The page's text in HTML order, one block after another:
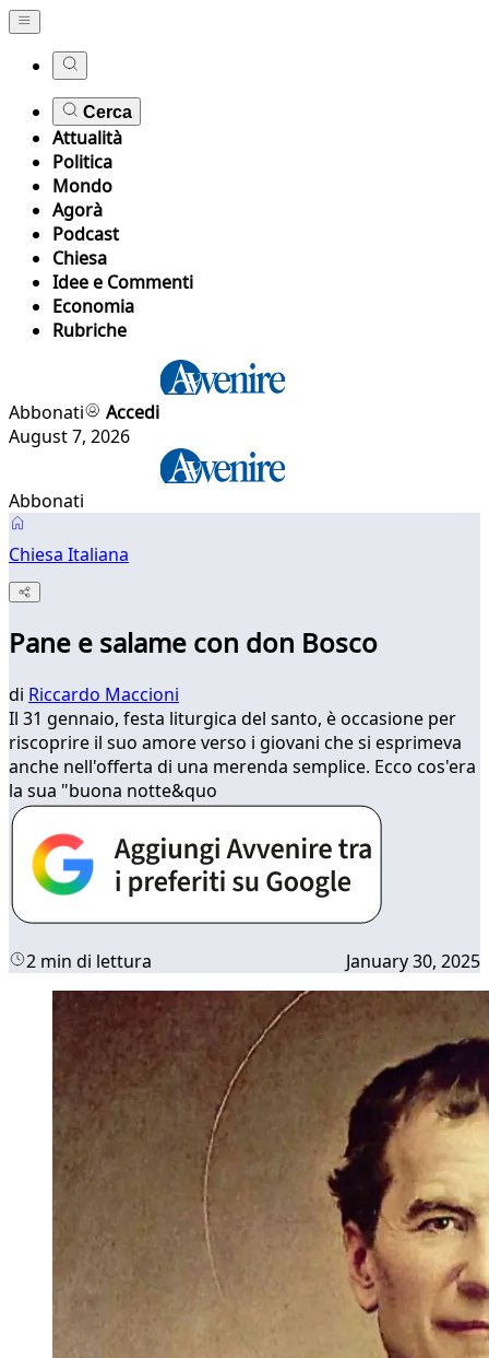
Cerca
Attualità
Politica
Mondo
Agorà
Podcast
Chiesa
Idee e Commenti
Economia
Rubriche
Abbonati
Accedi
August 7, 2026
Abbonati
Chiesa Italiana
Pane e salame con don Bosco
di Riccardo Maccioni
Il 31 gennaio, festa liturgica del santo, è occasione per
riscoprire il suo amore verso i giovani che si esprimeva
anche nell'offerta di una merenda semplice. Ecco cos'era
la sua "buona notte&quo
2 min di lettura January 30, 2025